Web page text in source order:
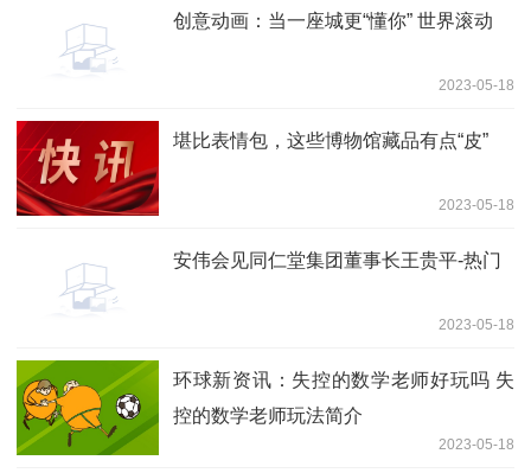
创意动画：当一座城更“懂你” 世界滚动
2023-05-18
堪比表情包，这些博物馆藏品有点“皮”
2023-05-18
安伟会见同仁堂集团董事长王贵平-热门
2023-05-18
环球新资讯：失控的数学老师好玩吗 失
控的数学老师玩法简介
2023-05-18